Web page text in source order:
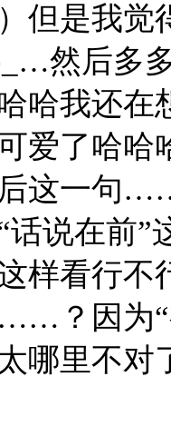
）但是我
然后多
哈我还在
爱了哈哈
这一句
话说在前”
样看行不
？因为“
哪里不对